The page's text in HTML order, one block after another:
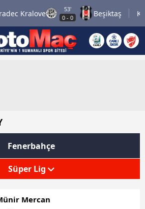
Kralove
53'
0
-0 Beşiktaş
Fenerbahçe
Süper Lig
Mercan